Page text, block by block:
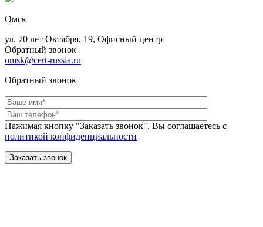
Омск
ул. 70 лет Октября, 19, Офисный центр
Обратный звонок
omsk@cert-russia.ru
Обратный звонок
Нажимая кнопку "Заказать звонок", Вы соглашаетесь с
политикой конфиденциальности